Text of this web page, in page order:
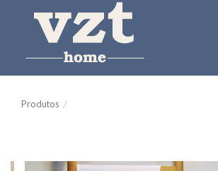
Produtos